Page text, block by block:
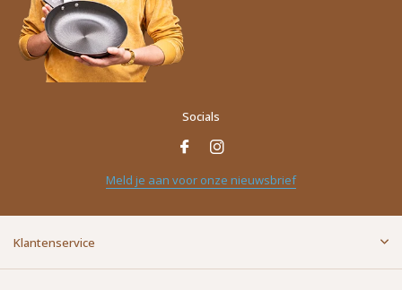
Socials
Meld je aan voor onze nieuwsbrief
Klantenservice